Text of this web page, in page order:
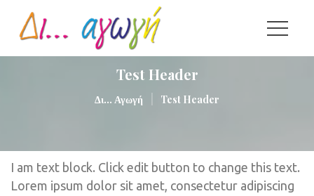
Test Header
Δι... Αγωγή Test Header
I am text block. Click edit button to change this text.
Lorem ipsum dolor sit amet, consectetur adipiscing